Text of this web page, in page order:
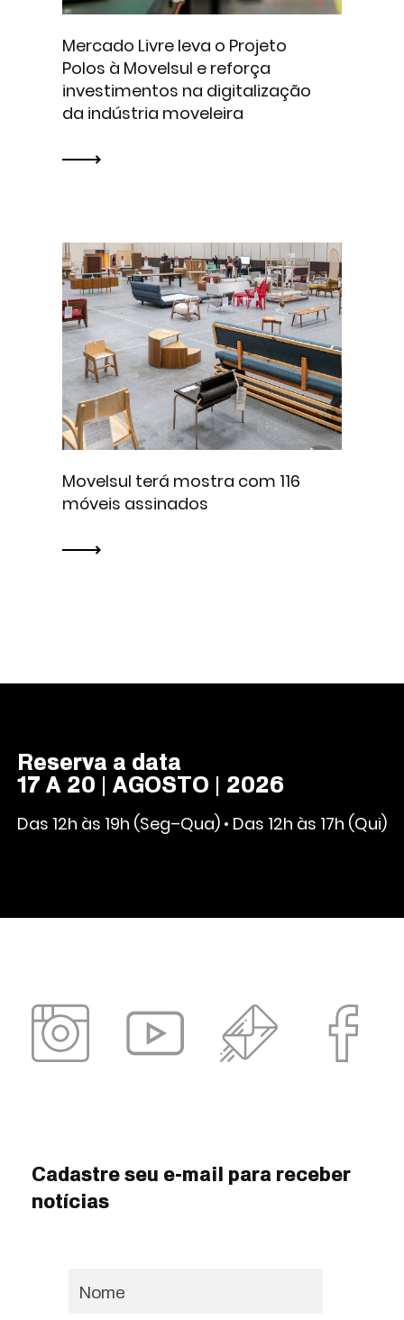
Mercado Livre leva o Projeto
Polos à Movelsul e reforça
investimentos na digitalização
da indústria moveleira
Movelsul terá mostra com 116
móveis assinados
Reserva a data
17 A 20 | AGOSTO | 2026
Das 12h às 19h (Seg–Qua) • Das 12h às 17h (Qui)
Cadastre seu e-mail para receber
notícias